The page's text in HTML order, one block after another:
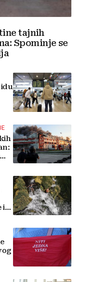
tajnih
Spominje se
i